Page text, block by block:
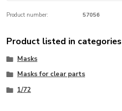
Product number: 57056
Product listed in categories
Masks
Masks for clear parts
1/72